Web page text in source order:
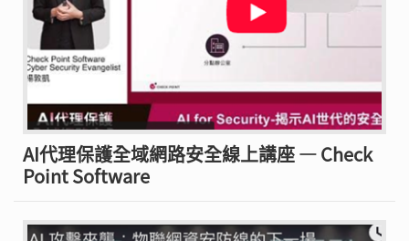
AI代理保護全域網路安全線上講座 — Check
Point Software